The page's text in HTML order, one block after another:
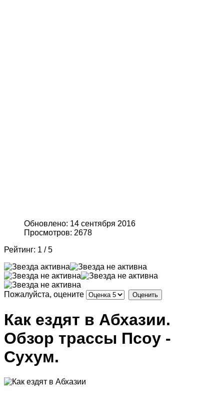
Обновлено: 14 сентября 2016
Просмотров: 2678
Рейтинг: 1 /5
Пожалуйста, оцените
Как ездят в Абхазии.
Обзор трассы Псоу -
Сухум.